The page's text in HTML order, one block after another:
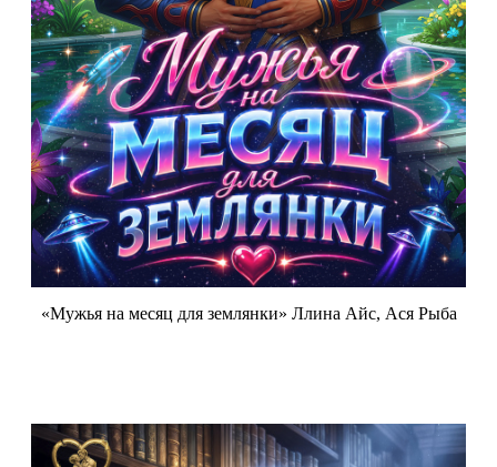
«Мужья на месяц для землянки» Ллина Айс, Ася Рыба